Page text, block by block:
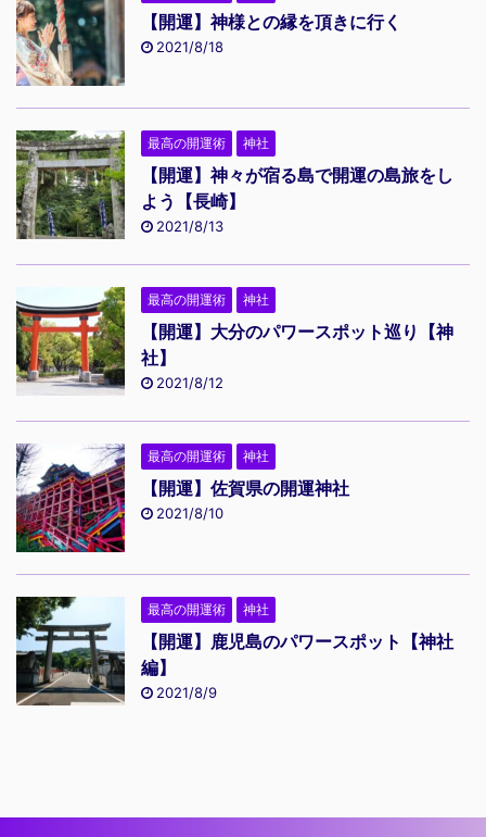
【開運】神様との縁を頂きに行く
2021/8/18
最高の開運術 神社
【開運】神々が宿る島で開運の島旅をし
よう【長崎】
2021/8/13
最高の開運術 神社
【開運】大分のパワースポット巡り【神
社】
2021/8/12
最高の開運術 神社
【開運】佐賀県の開運神社
2021/8/10
最高の開運術 神社
【開運】鹿児島のパワースポット【神社
編】
2021/8/9